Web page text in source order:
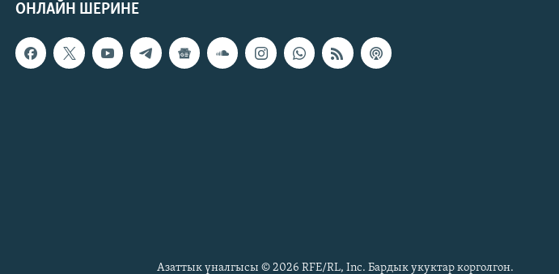
ОНЛАЙН ШЕРИНЕ
Азаттык үналгысы © 2026 RFE/RL, Inc. Бардык укуктар корголгон.